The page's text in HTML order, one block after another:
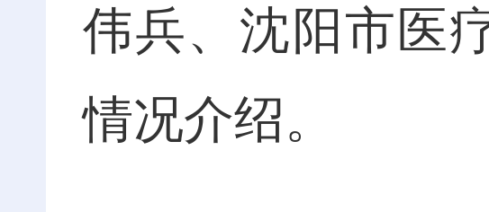
伟兵、沈阳市医
情况介绍。